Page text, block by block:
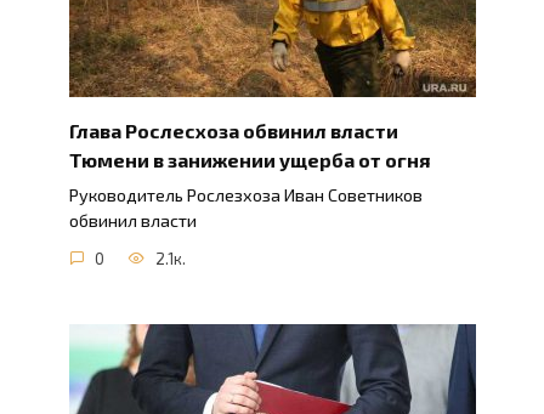
Глава Рослесхоза обвинил власти
Тюмени в занижении ущерба от огня
Руководитель Рослезхоза Иван Советников
обвинил власти
0 2.1к.